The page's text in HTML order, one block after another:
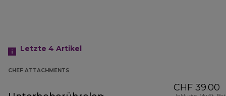
Letzte 4 Artikel
CHEF ATTACHMENTS
CHF 39.00